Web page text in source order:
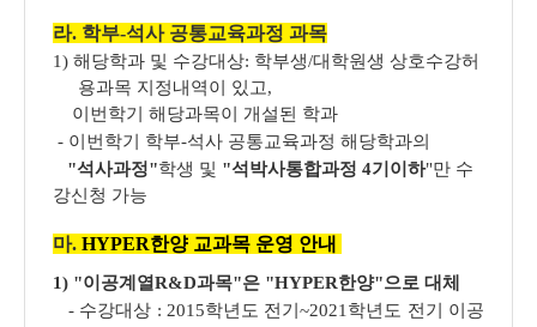
라. 학부-석사 공통교육과정 과목
1) 해당학과 및 수강대상: 학부생/대학원생 상호수강허
용과목 지정내역이 있고,
이번학기 해당과목이 개설된 학과
- 이번학기 학부-석사 공통교육과정 해당학과의
"석사과정"학생 및 "석박사통합과정 4기이하"만 수
강신청 가능
마. HYPER한양 교과목 운영 안내
1) "이공계열R&D과목"은 "HYPER한양"으로 대체
- 수강대상 : 2015학년도 전기~2021학년도 전기 이공